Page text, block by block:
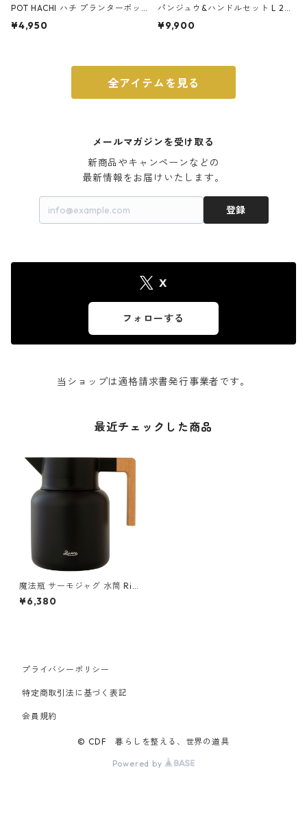
POT HACHI ハチ プランターポッ
ト 3号 ブラック
¥4,950
パンジュウ&ハンドルセット L 24c
m ガス火・IH対応 鉄フライパン
¥9,900
全アイテムを見る
メールマガジンを受け取る
新商品やキャンペーンなどの
最新情報をお届けいたします。
登録
X
フォローする
当ショップは適格請求書発行事業者です。
最近チェックした商品
魔法瓶 サーモジャグ 水筒 Riv
ers THERMO JUG KEAT 160
0 リバーズ サーモジャグ キー
¥6,380
プライバシーポリシー
特定商取引法に基づく表記
会員規約
© CDF 暮らしを整える、世界の道具
Powered by